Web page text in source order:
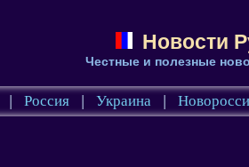
Новости
Честные и полезные
| Россия | Украина |